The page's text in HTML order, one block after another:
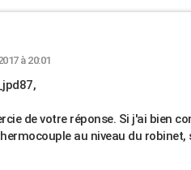
à 20:01
de votre réponse. Si j'ai bien
au niveau du